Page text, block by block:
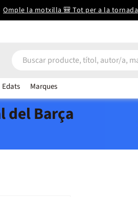
Omple la motxilla 🎒 Tot per a la tornada
Edats Marques
del Barça